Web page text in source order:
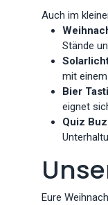
Auch im
Stände
mit
Bier
eignet
Quiz
Eure